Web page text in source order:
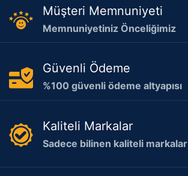
Müşteri Memnuniyeti
Memnuniyetiniz Önceliğimiz
Güvenli Ödeme
%100 güvenli ödeme altyapısı
Kaliteli Markalar
Sadece bilinen kaliteli markalar